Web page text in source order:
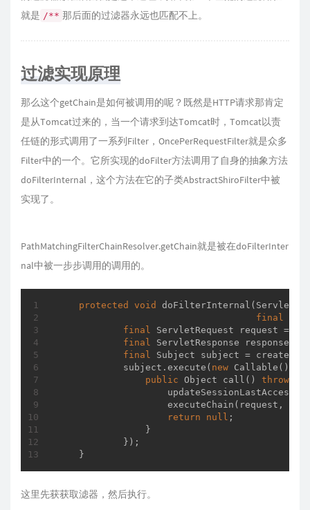
就是 /** 那后面的过滤器永远也匹配不上。
过滤实现原理
那么这个getChain是如何被调用的呢？既然是HTTP请求那肯定
是从Tomcat过来的，当一个请求到达Tomcat时，Tomcat以责
任链的形式调用了一系列Filter，OncePerRequestFilter就是众多
Filter中的一个。它所实现的doFilter方法调用了自身的抽象方法
doFilterInternal ，这个方法在它的子类AbstractShiroFilter中被
实现了。
PathMatchingFilterChainResolver.getChain就是被在doFilterInter
nal中被一步步调用的调用的。
protected void doFilterInternal
final
final
ServletRequest request =
final
ServletResponse response
final
Subject subject =
            subject.execute(
new Callable() {
public Object call () throws
executeChain(request,
return
null ;
                }
            });
    }
这里先获获取滤器，然后执行。